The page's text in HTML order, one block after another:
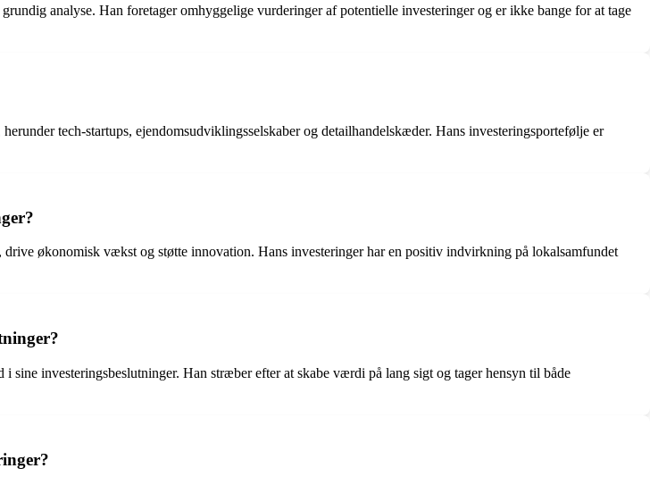
analyse. Han foretager omhyggelige vurderinger af potentielle investeringer og er ikke bange for at tage
tech-startups, ejendomsudviklingsselskaber og detailhandelskæder. Hans investeringsportefølje er
økonomisk vækst og støtte innovation. Hans investeringer har en positiv indvirkning på lokalsamfundet
investeringsbeslutninger. Han stræber efter at skabe værdi på lang sigt og tager hensyn til både